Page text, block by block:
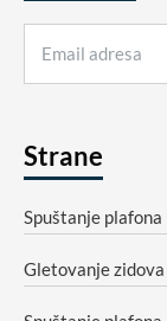
Strane
Spuštanje plafona
Gletovanje zidova